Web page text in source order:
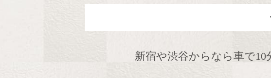
新宿や渋谷からなら車で